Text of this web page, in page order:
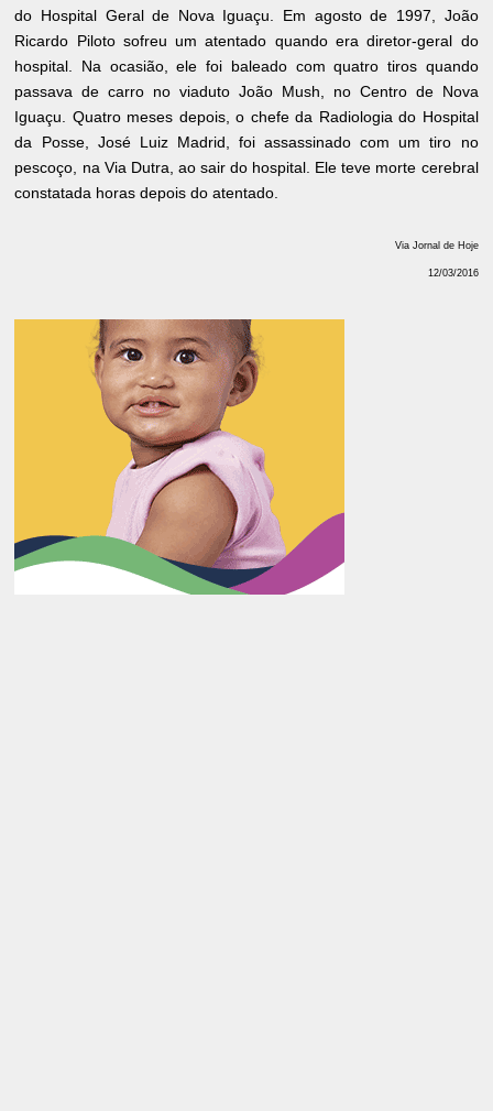
do Hospital Geral de Nova Iguaçu. Em agosto de 1997, João
Ricardo Piloto sofreu um atentado quando era diretor-geral do
hospital. Na ocasião, ele foi baleado com quatro tiros quando
passava de carro no viaduto João Mush, no Centro de Nova
Iguaçu. Quatro meses depois, o chefe da Radiologia do Hospital
da Posse, José Luiz Madrid, foi assassinado com um tiro no
pescoço, na Via Dutra, ao sair do hospital. Ele teve morte cerebral
constatada horas depois do atentado.
Via Jornal de Hoje
12/03/2016